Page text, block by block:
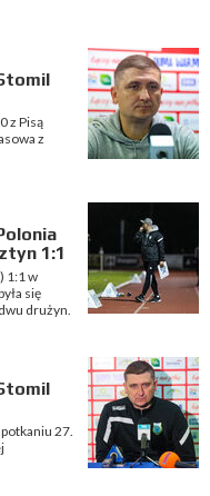
z Pisą
z
1:1
1:1 w
się
drużyn.
27.